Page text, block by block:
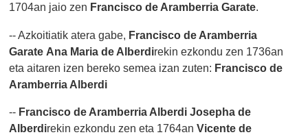
1704an jaio zen Francisco de Aramberria Garate.
-- Azkoitiatik atera gabe, Francisco de Aramberria
Garate Ana Maria de Alberdirekin ezkondu zen 1736an
eta aitaren izen bereko semea izan zuten: Francisco de
Aramberria Alberdi
-- Francisco de Aramberria Alberdi Josepha de
Alberdirekin ezkondu zen eta 1764anVicente de